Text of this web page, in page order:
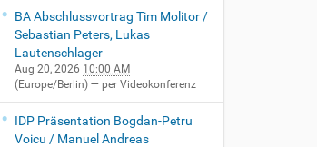
BA Abschlussvortrag Tim Molitor /
Sebastian Peters, Lukas
Lautenschlager
Aug 20, 2026 10:00 AM
(Europe/Berlin) — per Videokonferenz
IDP Präsentation Bogdan-Petru
Voicu / Manuel Andreas